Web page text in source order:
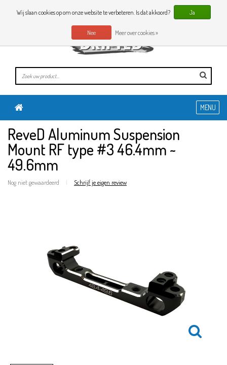
0 Artikelen
NL
MENU
ReveD Aluminum Suspension
Mount RF type #3 46.4mm ~
49.6mm
Nog niet gewaardeerd | Schrijf je eigen review
Wij slaan cookies op om onze website te verbeteren. Is dat akkoord? Ja
Nee Meer over cookies »